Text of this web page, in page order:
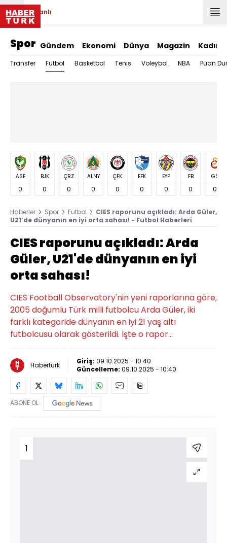
Canlı
Spor Gündem Ekonomi Dünya Magazin Kadın
Transfer Futbol Basketbol Tenis Voleybol NBA Puan
ASF
0
BJK
0
ÇRZ
0
ALNY
0
ÇFK
0
EFK
0
EYP
0
FB
0
GS
0
Haberler Spor Futbol
CIES raporunu açıkladı: Arda Güler,
U21’de dünyanın en iyi orta sahası! - Futbol Haberleri
CIES raporunu açıkladı: Arda
Güler, U21'de dünyanın en iyi
orta sahası!
CIES Football Observatory'nin yeni raporlarına göre,
2005 doğumlu Türk milli futbolcu Arda Güler, iki
farklı kategoride dünyanın en iyi 21 yaş altı
futbolcusu olarak gösterildi. İşte o rapor...
Habertürk Giriş: 09.10.2025 - 10:40
Güncelleme: 09.10.2025 - 10:40
ABONE OL
1